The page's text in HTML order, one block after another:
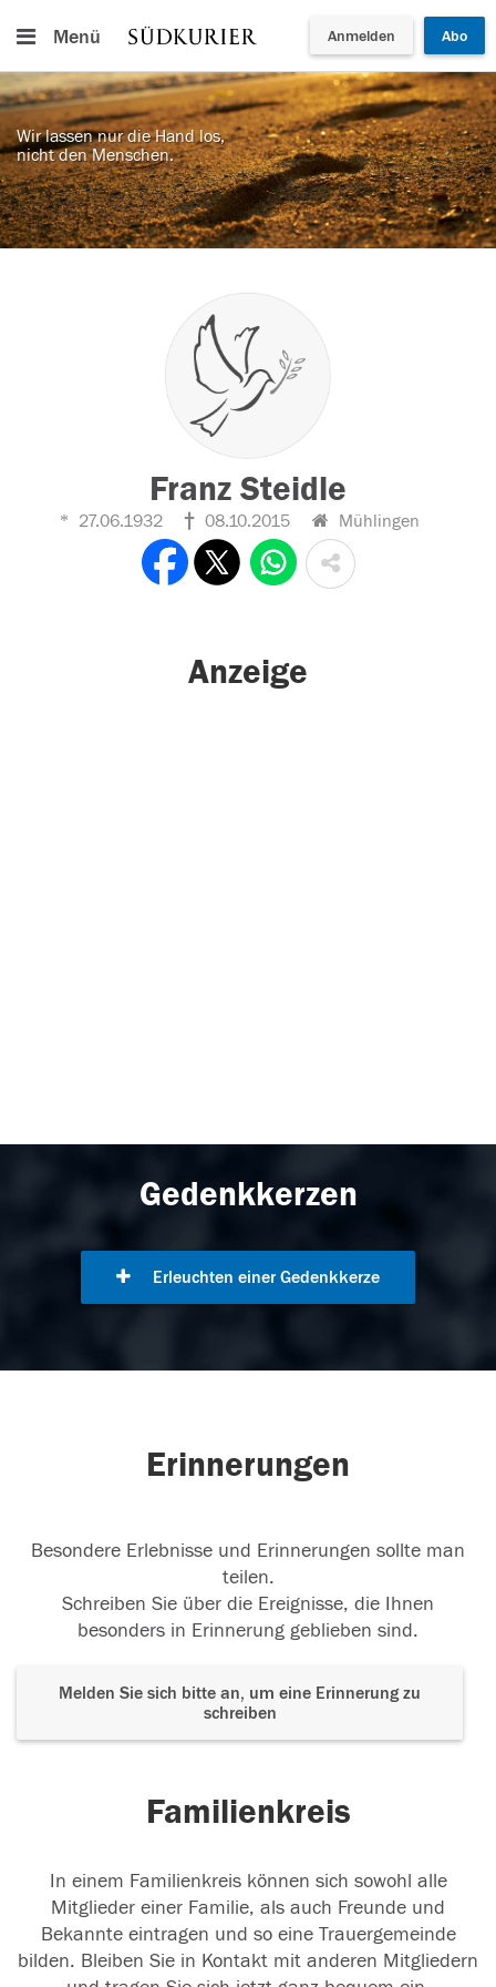
Menü Anmelden Abo
Wir lassen nur die Hand los,
nicht den Menschen.
Franz Steidle
27.06.1932 08.10.2015 Mühlingen
Anzeige
Gedenkkerzen
Erleuchten einer Gedenkkerze
Erinnerungen
Besondere Erlebnisse und Erinnerungen sollte man
teilen.
Schreiben Sie über die Ereignisse, die Ihnen
besonders in Erinnerung geblieben sind.
Melden Sie sich bitte an, um eine Erinnerung zu
schreiben
Familienkreis
In einem Familienkreis können sich sowohl alle
Mitglieder einer Familie, als auch Freunde und
Bekannte eintragen und so eine Trauergemeinde
bilden. Bleiben Sie in Kontakt mit anderen Mitgliedern